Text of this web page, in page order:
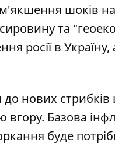
шоків на
та
росії в Україну,
до нових стрибків
вгору. Базова
буде